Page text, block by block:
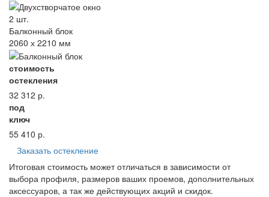
2 шт.
Балконный блок
2060 х 2210 мм
стоимость
остекления
32 312 р.
под
ключ
55 410 р.
Заказать остекление
Итоговая стоимость может отличаться в зависимости от
выбора профиля, размеров ваших проемов, дополнительных
аксессуаров, а так же действующих акций и скидок.